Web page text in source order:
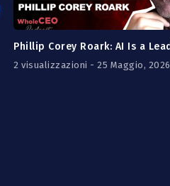
2 visualizzazioni - 25 Maggio, 2026